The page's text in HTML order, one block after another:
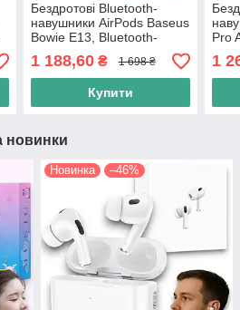
Бездротові Bluetooth-
навушники AirPods Baseus
Bowie E13, Bluetooth-
гарнітура навушники для
айфона, білий
1 188,60₴ 1 698 ₴
Купити
Pro
1
новинки
Новинка –46%